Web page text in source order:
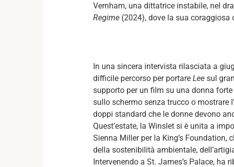
Vernham, una dittatrice instabile, nel
Regime (2024), dove la sua coraggiosa
In una sincera intervista rilasciata a
difficile percorso per portare Lee sul
supporto per un film su una donna
sullo schermo senza trucco o mostrare
doppi standard che le donne devono
Quest’estate, la Winslet si è unita a
Sienna Miller per la King’s Foundation,
della sostenibilità ambientale,
Intervenendo a St. James’s Palace, ha